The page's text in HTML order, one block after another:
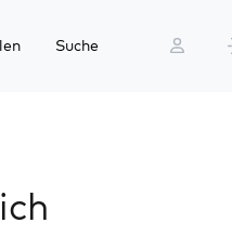
Suche